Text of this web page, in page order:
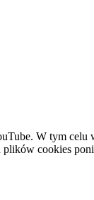
W tym
cookies